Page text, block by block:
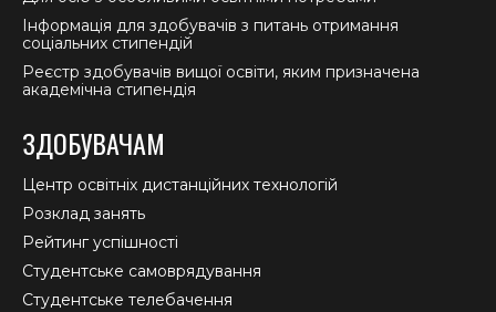
Інформація для здобувачів з питань отримання
соціальних стипендій
Реєстр здобувачів вищої освіти, яким призначена
академічна стипендія
ЗДОБУВАЧАМ
Центр освітніх дистанційних технологій
Розклад занять
Рейтинг успішності
Студентське самоврядування
Студентське телебачення